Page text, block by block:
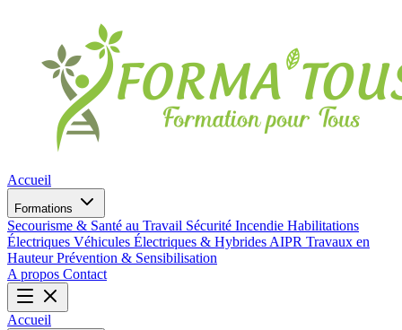
Accueil
Formations
Secourisme & Santé au Travail Sécurité Incendie Habilitations
Électriques Véhicules Électriques & Hybrides AIPR Travaux en
HauteurPrévention & Sensibilisation
A propos Contact
Accueil